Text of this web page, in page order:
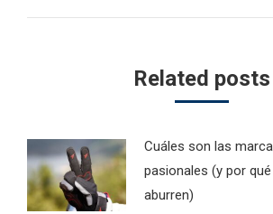
Related posts
Cuáles son las
pasionales (y por
aburren)